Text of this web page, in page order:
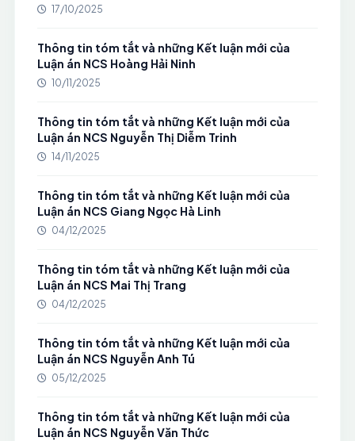
17/10/2025
Thông tin tóm tắt và những Kết luận mới của
Luận án NCS Hoàng Hải Ninh
10/11/2025
Thông tin tóm tắt và những Kết luận mới của
Luận án NCS Nguyễn Thị Diễm Trinh
14/11/2025
Thông tin tóm tắt và những Kết luận mới của
Luận án NCS Giang Ngọc Hà Linh
04/12/2025
Thông tin tóm tắt và những Kết luận mới của
Luận án NCS Mai Thị Trang
04/12/2025
Thông tin tóm tắt và những Kết luận mới của
Luận án NCS Nguyễn Anh Tú
05/12/2025
Thông tin tóm tắt và những Kết luận mới của
Luận án NCS Nguyễn Văn Thức